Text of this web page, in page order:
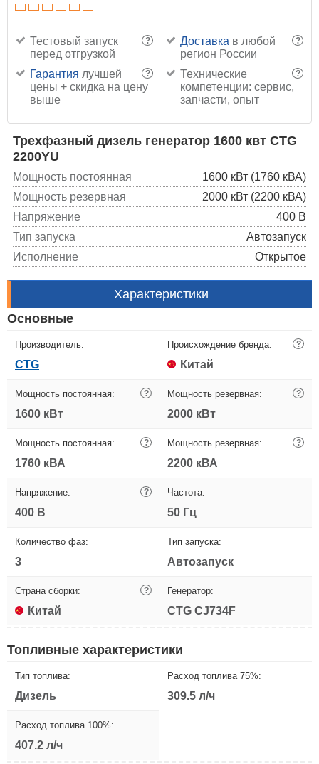
?
Тестовый запуск
перед отгрузкой
?
Доставка в любой
регион России
?
Гарантия лучшей
цены + скидка на цену
выше
?
Технические
компетенции: сервис,
запчасти, опыт
Трехфазный дизель генератор 1600 квт CTG
2200YU
Мощность постоянная
1600 кВт (1760 кВА)
Мощность резервная
2000 кВт (2200 кВА)
Напряжение
400 В
Тип запуска
Автозапуск
Исполнение
Открытое
Характеристики
Основные
Производитель:
CTG
Происхождение бренда: ?
Китай
Мощность постоянная: ?
1600 кВт
Мощность резервная: ?
2000 кВт
Мощность постоянная: ?
1760 кВА
Мощность резервная: ?
2200 кВА
Напряжение: ?
400 В
Частота:
50 Гц
Количество фаз:
3
Тип запуска:
Автозапуск
Страна сборки: ?
Китай
Генератор:
CTG CJ734F
Топливные характеристики
Тип топлива:
Дизель
Расход топлива 75%:
309.5 л/ч
Расход топлива 100%:
407.2 л/ч